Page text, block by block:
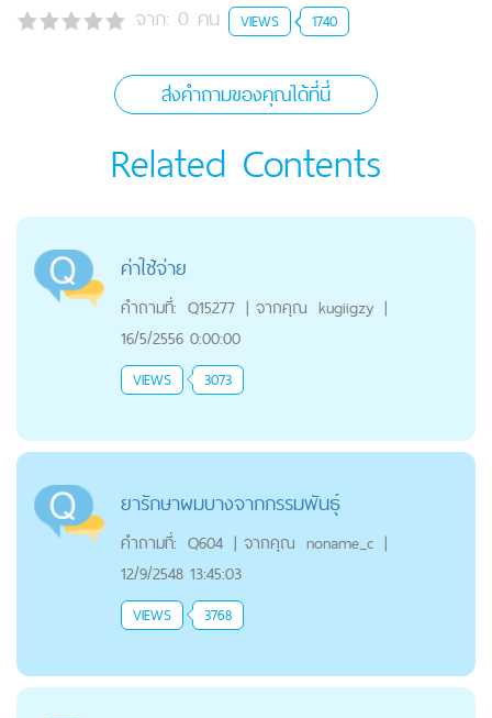
จาก: 0 คน VIEWS 1740
ส่งคำถามของคุณได้ที่นี่
Related Contents
ค่าใช้จ่าย
คำถามที่: Q15277 | จากคุณ kugiigzy |
16/5/2556 0:00:00
VIEWS 3073
ยารักษาผมบางจากกรรมพันธุ์
คำถามที่: Q604 | จากคุณ noname_c |
12/9/2548 13:45:03
VIEWS 3768